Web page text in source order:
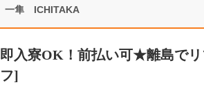
一隼 ICHITAKA
即入寮OK！前払い可★離島で
フ]